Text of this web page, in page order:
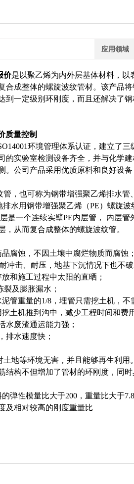
应用领域
价是以聚乙烯为内外层基体材料，
合成整体的螺旋波纹管材。该产品
到一定级别环刚度，而且还解决了
质量控制
环境管理体系认证，建立了
的实验室检测设备齐全，并与化学
。公司产品采用优质原料和良好设
，也可称为钢带增强聚乙烯排水管
水用钢带增强聚乙烯（PE）螺旋波
是一个连续实壁PE内层管， 内层
从而复合成整体的螺旋波纹管。
腐蚀，不因土壤中腐烂物质而腐蚀；
冲击、耐压，地基下沉情况下也不
和施工过程中太阳的直晒；
及膨胀漏水；
管重量的1/8，埋管只需挖土机，不
土机推到沟中，减少工程时间和费
水废渣通运能力强；
排水速度快；
地等环境无害，并且能够再生利用。
结构不但增加了管材的环刚度，同
弹性模量比大于200，重量比大于
及相对较高的刚度重量比